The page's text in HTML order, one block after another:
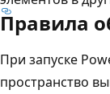
Правила
При запуске
пространство